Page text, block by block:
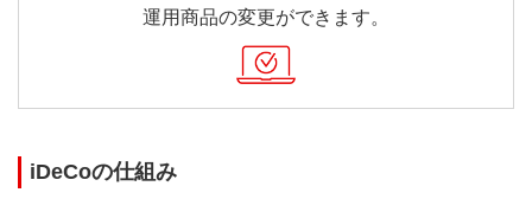
運用商品の変更ができます。
iDeCoの仕組み